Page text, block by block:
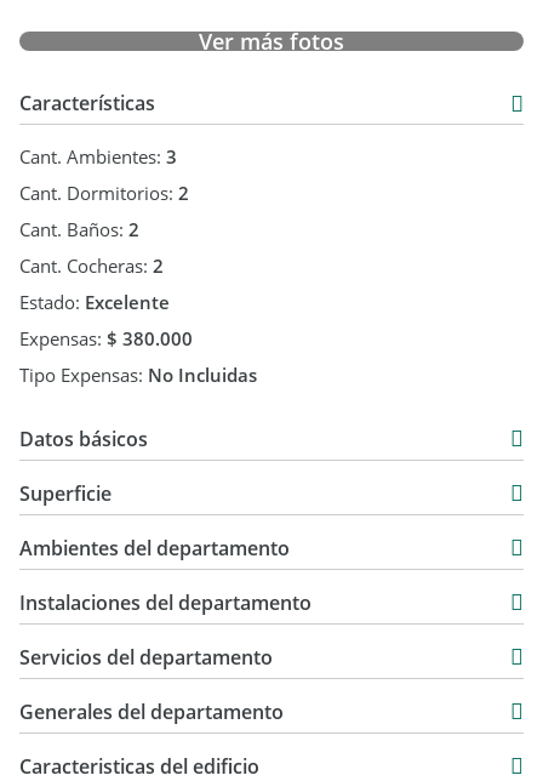
Ver más fotos
Características
Cant. Ambientes: 3
Cant. Dormitorios: 2
Cant. Baños: 2
Cant. Cocheras: 2
Estado: Excelente
Expensas: $ 380.000
Tipo Expensas: No Incluidas
Datos básicos
Venta
USD 210.000
Superficie
20 m2
170 m2
Ambientes del departamento
Instalaciones del departamento
Servicios del departamento
Generales del departamento
Caracteristicas del edificio